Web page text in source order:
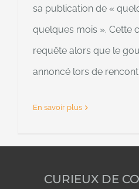
sa publication de «
quelques mois ». Cette
requête alors que le
annoncé lors de
En savoir plus
CURIEUX DE